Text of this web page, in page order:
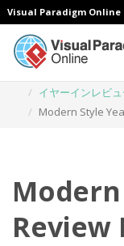
Visual Paradigm Online
イヤーインレビ
Modern Style
Review